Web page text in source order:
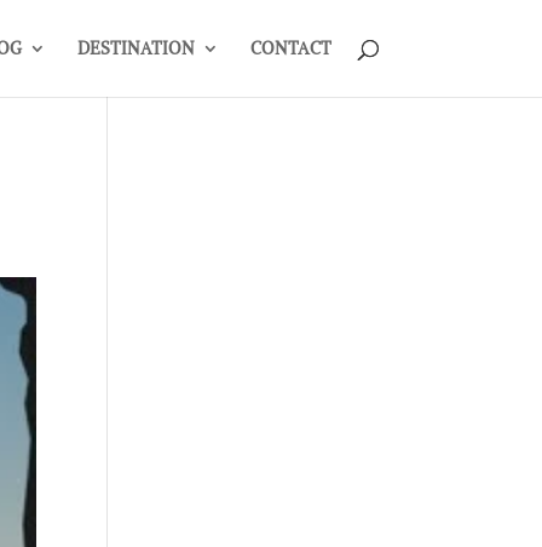
DESTINATION CONTACT